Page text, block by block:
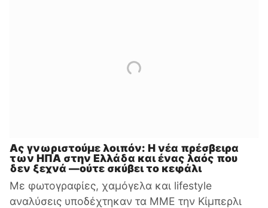
Ας γνωριστούμε λοιπόν: Η νέα πρέσβειρα
των ΗΠΑ στην Ελλάδα και ένας λαός που
δεν ξεχνά —ούτε σκύβει το κεφάλι
Με φωτογραφίες, χαμόγελα και lifestyle
αναλύσεις υποδέχτηκαν τα ΜΜΕ την Κίμπερλι